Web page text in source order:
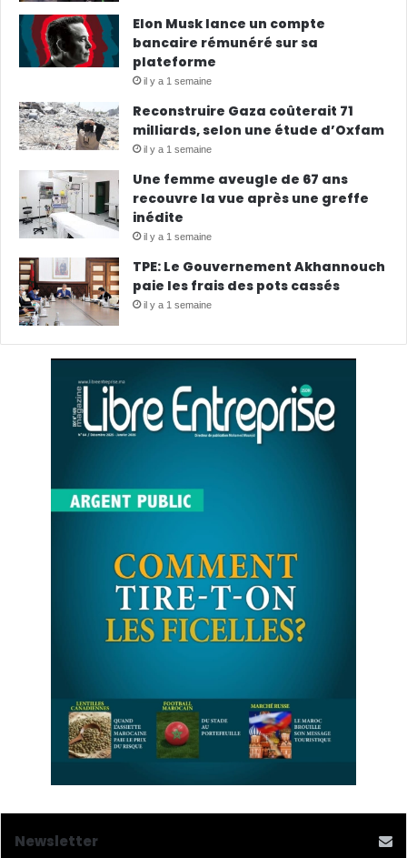
Elon Musk lance un compte
bancaire rémunéré sur sa
plateforme
il y a 1 semaine
Reconstruire Gaza coûterait 71
milliards, selon une étude d’Oxfam
il y a 1 semaine
Une femme aveugle de 67 ans
recouvre la vue après une greffe
inédite
il y a 1 semaine
TPE: Le Gouvernement Akhannouch
paie les frais des pots cassés
il y a 1 semaine
Newsletter